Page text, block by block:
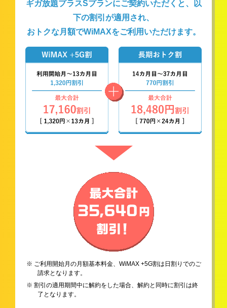
ギガ放題プラスSプランにご契約いただくと、以
下の割引が適用され、
おトクな月額でWiMAXをご利用いただけます。
※ ご利用開始月の月額基本料金、WiMAX +5G割は日割りでのご
請求となります。
※ 割引の適用期間中に解約をした場合、解約と同時に割引は終
了となります。